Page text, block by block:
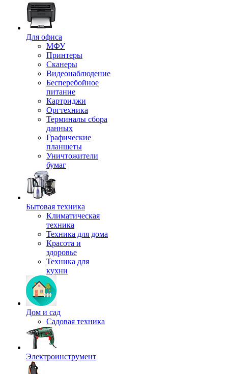
Для офиса
МФУ
Принтеры
Сканеры
Видеонаблюдение
Бесперебойное
питание
Картриджи
Оргтехника
Терминалы сбора
данных
Графические
планшеты
Уничтожители
бумаг
Бытовая техника
Климатическая
техника
Техника для дома
Красота и
здоровье
Техника для
кухни
Дом и сад
Садовая техника
Электроинструмент